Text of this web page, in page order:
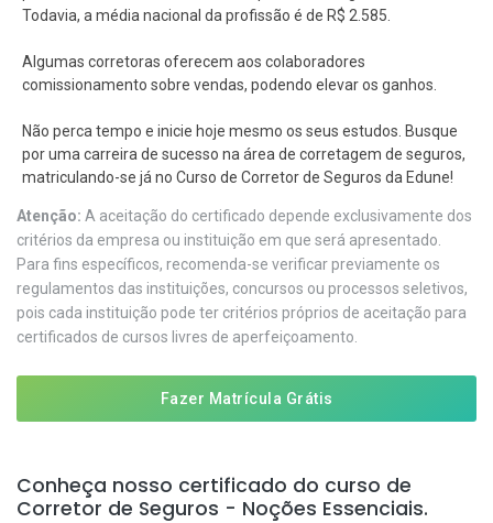
Todavia, a média nacional da profissão é de R$ 2.585.
Algumas corretoras oferecem aos colaboradores
comissionamento sobre vendas, podendo elevar os ganhos.
Não perca tempo e inicie hoje mesmo os seus estudos. Busque
por uma carreira de sucesso na área de corretagem de seguros,
matriculando-se já no Curso de Corretor de Seguros da Edune!
Atenção: A aceitação do certificado depende exclusivamente dos
critérios da empresa ou instituição em que será apresentado.
Para fins específicos, recomenda-se verificar previamente os
regulamentos das instituições, concursos ou processos seletivos,
pois cada instituição pode ter critérios próprios de aceitação para
certificados de cursos livres de aperfeiçoamento.
Fazer Matrícula Grátis
Conheça nosso certificado do curso de
Corretor de Seguros - Noções Essenciais.